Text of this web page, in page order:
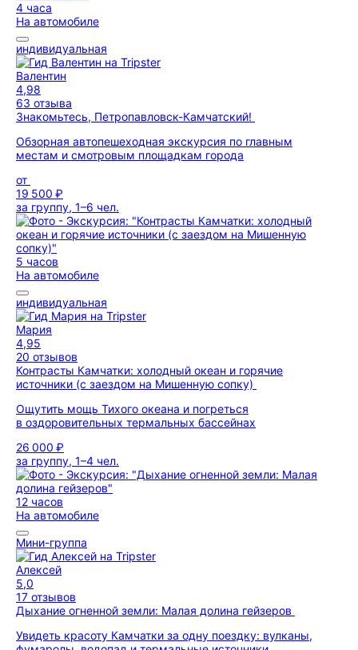
4 часа
На автомобиле
индивидуальная
Валентин
4,98
63 отзыва
Знакомьтесь, Петропавловск-Камчатский!
Обзорная автопешеходная экскурсия по главным
местам и смотровым площадкам города
от
19 500 ₽
за группу, 1–6 чел.
5 часов
На автомобиле
индивидуальная
Мария
4,95
20 отзывов
Контрасты Камчатки: холодный океан и горячие
источники (с заездом на Мишенную сопку)
Ощутить мощь Тихого океана и погреться
в оздоровительных термальных бассейнах
26 000 ₽
за группу, 1–4 чел.
12 часов
На автомобиле
Мини-группа
Алексей
5,0
17 отзывов
Дыхание огненной земли: Малая долина гейзеров
Увидеть красоту Камчатки за одну поездку: вулканы,